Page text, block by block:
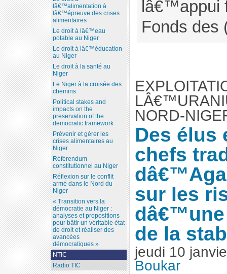
lâ€™appui
Fonds des
NORD-
Des élus
chefs
sur les
de la
jeudi 10
Boukar
lâ€™alimentation à
lâ€™épreuve des crises
alimentaires
Le droit à lâ€™eau
potable au Niger
Le droit à lâ€™éducation
au Niger
Le droit à la santé au
Niger
Le Niger à la croisée des
chemins
Political stakes and
impacts on the
preservation of the
democratic framework
Prévenir et gérer les
crises alimentaires au
Niger
Référendum
constitutionnel au Niger
Réflexion sur le conflit
armé dans le Nord du
Niger
« Transition vers la
démocratie au Niger :
analyses et propositions
pour bâtir un véritable état
de droit et réaliser des
avancées
démocratiques »
NTIC
Radio TIC